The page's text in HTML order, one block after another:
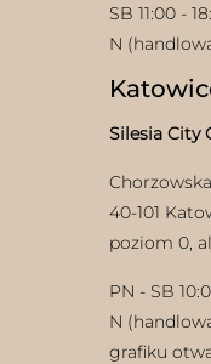
SB 11:00 -
N
Silesia City
Chorzowska
40-101
poziom 0,
PN - SB
N